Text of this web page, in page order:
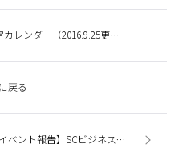
2016年商業施設オープン予定カレンダー（2016.9.25更新・全国版）
戻る
【vol.132】Newsletter『【イベント報告】SCビジネスフェア2016に出展します！』